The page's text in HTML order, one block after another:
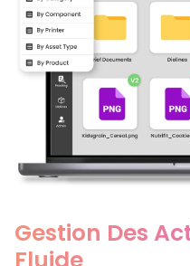
Gestion Des